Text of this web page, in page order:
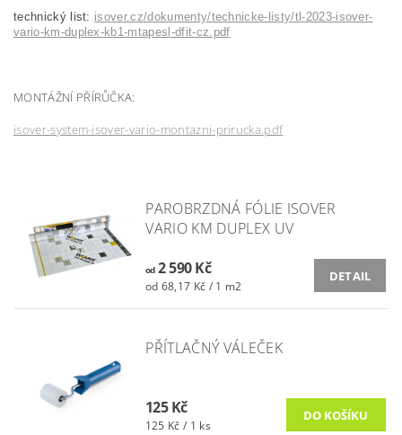
technický list: isover.cz/dokumenty/technicke-listy/tl-2023-isover-
vario-km-duplex-kb1-mtapesl-dfit-cz.pdf
MONTÁŽNÍ PŘÍRŮČKA:
isover-system-isover-vario-montazni-prirucka.pdf
PAROBRZDNÁ FÓLIE ISOVER
VARIO KM DUPLEX UV
od2 590 Kč
od 68,17 Kč / 1 m2
DETAIL
PŘÍTLAČNÝ VÁLEČEK
125 Kč
125 Kč / 1 ks